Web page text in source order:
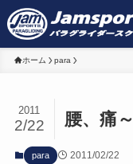
ホーム para
腰、痛～
2011
2/22
para 2011/02/22